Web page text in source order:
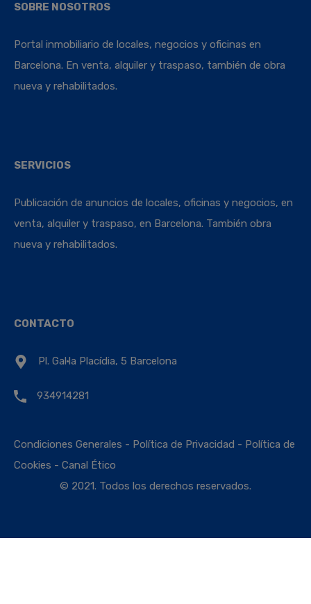
SOBRE NOSOTROS
Portal inmobiliario de locales, negocios y oficinas en
Barcelona. En venta, alquiler y traspaso, también de obra
nueva y rehabilitados.
SERVICIOS
Publicación de anuncios de locales, oficinas y negocios, en
venta, alquiler y traspaso, en Barcelona. También obra
nueva y rehabilitados.
CONTACTO
Pl. Gal·la Placídia, 5 Barcelona
934914281
Condiciones Generales - Política de Privacidad - Política de
Cookies - Canal Ético
© 2021. Todos los derechos reservados.